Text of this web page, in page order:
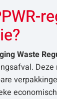
Waste